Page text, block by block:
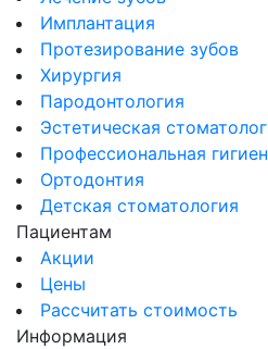
Имплантация
Протезирование зубов
Хирургия
Пародонтология
Эстетическая
Профессиональная
Ортодонтия
Детская стоматология
Пациентам
Акции
Цены
Рассчитать стоимость
Информация